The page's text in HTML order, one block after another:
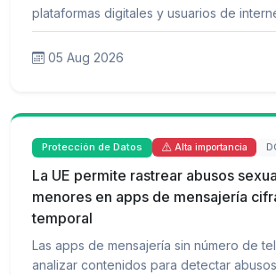
plataformas digitales y usuarios de
05 Aug 2026
Protección de Datos Alta importancia
La UE permite rastrear abusos
menores en apps de mensajería
temporal
Las apps de mensajería sin número de
analizar contenidos para detectar